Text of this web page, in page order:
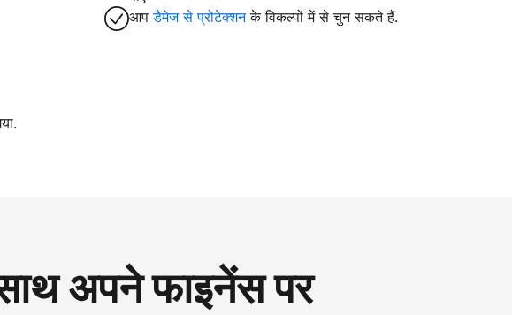
आपडैमेज से प्रोटेक्शनके विकल्पों में से चुन सकते हैं.
अपने फाइनेंस पर